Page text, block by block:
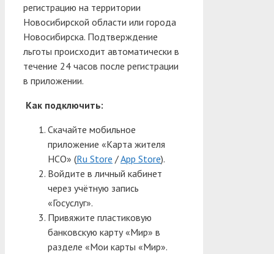
регистрацию на территории
Новосибирской области или города
Новосибирска. Подтверждение
льготы происходит автоматически в
течение 24 часов после регистрации
в приложении.
Как подключить:
Скачайте мобильное
приложение «Карта жителя
НСО» (Ru Store /App Store).
Войдите в личный кабинет
через учётную запись
«Госуслуг».
Привяжите пластиковую
банковскую карту «Мир» в
разделе «Мои карты «Мир».